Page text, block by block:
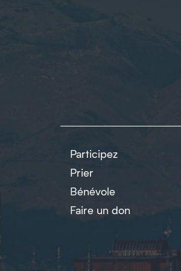
Participez
Prier
Bénévole
Faire un don